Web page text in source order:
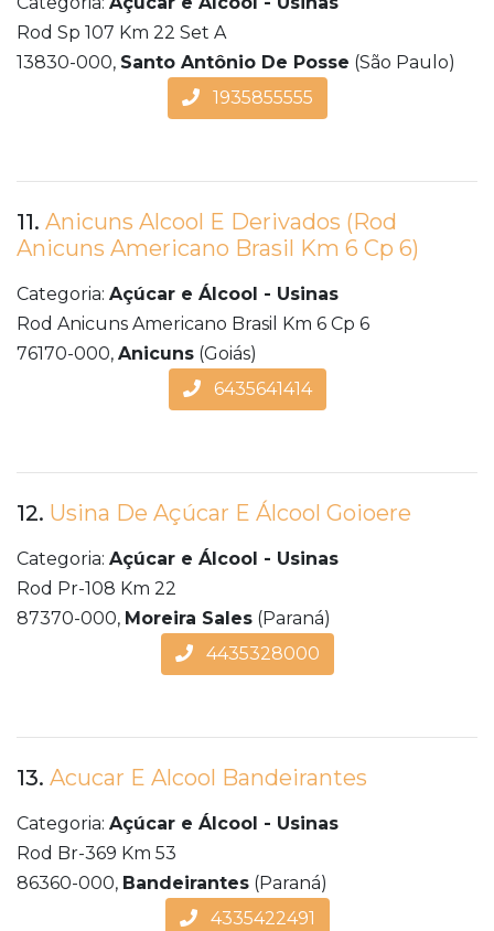
Rod Sp 107 Km 22 Set A
13830-000, Santo Antônio De Posse (São Paulo)
1935855555
11. Anicuns Alcool E Derivados (Rod
Anicuns Americano Brasil Km 6 Cp 6)
Categoria: Açúcar e Álcool - Usinas
Rod Anicuns Americano Brasil Km 6 Cp 6
76170-000, Anicuns (Goiás)
6435641414
12. Usina De Açúcar E Álcool Goioere
Categoria: Açúcar e Álcool - Usinas
Rod Pr-108 Km 22
87370-000, Moreira Sales (Paraná)
4435328000
13. Acucar E Alcool Bandeirantes
Categoria: Açúcar e Álcool - Usinas
Rod Br-369 Km 53
86360-000, Bandeirantes (Paraná)
4335422491